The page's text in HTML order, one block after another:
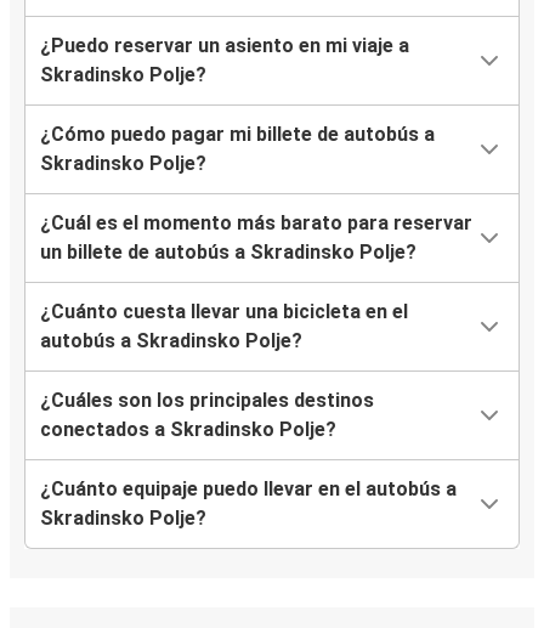
¿Puedo reservar un asiento en mi viaje a
Skradinsko Polje?
¿Cómo puedo pagar mi billete de autobús a
Skradinsko Polje?
¿Cuál es el momento más barato para reservar
un billete de autobús a Skradinsko Polje?
¿Cuánto cuesta llevar una bicicleta en el
autobús a Skradinsko Polje?
¿Cuáles son los principales destinos
conectados a Skradinsko Polje?
¿Cuánto equipaje puedo llevar en el autobús a
Skradinsko Polje?